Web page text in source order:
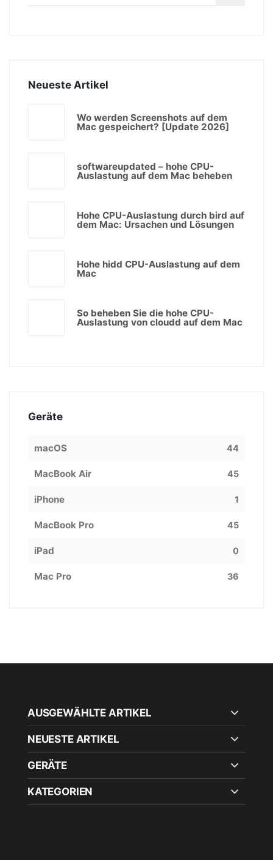
Neueste Artikel
Wo werden Screenshots auf dem
Mac gespeichert? [Update 2026]
softwareupdated – hohe CPU-
Auslastung auf dem Mac beheben
Hohe CPU-Auslastung durch bird auf
dem Mac: Ursachen und Lösungen
Hohe hidd CPU-Auslastung auf dem
Mac
So beheben Sie die hohe CPU-
Auslastung von cloudd auf dem Mac
Geräte
macOS 44
MacBook Air 45
iPhone 1
MacBook Pro 45
iPad 0
Mac Pro 36
AUSGEWÄHLTE ARTIKEL
NEUESTE ARTIKEL
GERÄTE
KATEGORIEN